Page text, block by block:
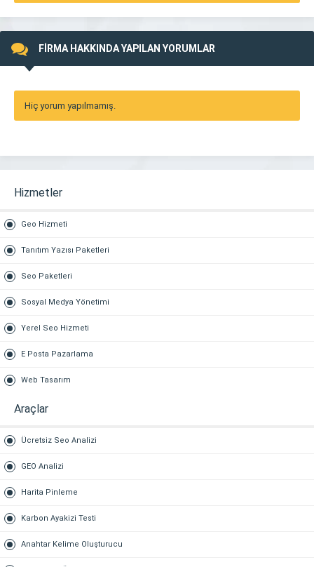
FİRMA HAKKINDA YAPILAN YORUMLAR
Hiç yorum yapılmamış.
Hizmetler
Geo Hizmeti
Tanıtım Yazısı Paketleri
Seo Paketleri
Sosyal Medya Yönetimi
Yerel Seo Hizmeti
E Posta Pazarlama
Web Tasarım
Araçlar
Ücretsiz Seo Analizi
GEO Analizi
Harita Pinleme
Karbon Ayakizi Testi
Anahtar Kelime Oluşturucu